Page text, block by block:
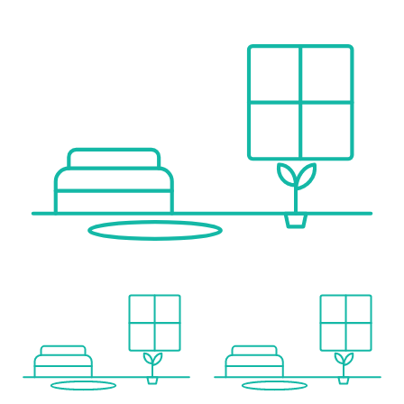
Bus <250m
U-Bahn <500m
Bahnhof <750m
Autobahnanschluss <750m